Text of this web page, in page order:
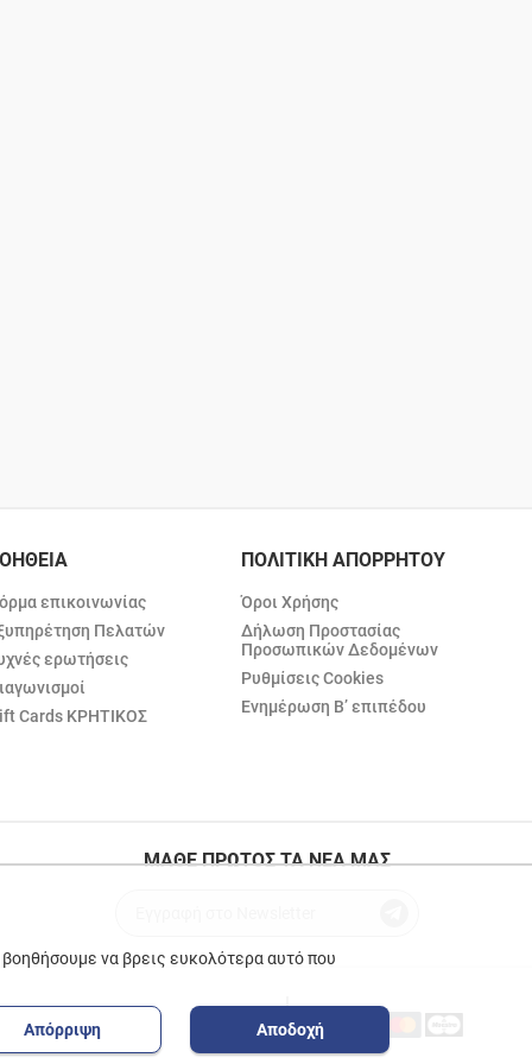
επικοινωνίας
Πελατών
ερωτήσεις
Cards ΚΡΗΤΙΚΟΣ
ΠΟΛΙΤΙΚΗ ΑΠΟΡΡΗΤΟΥ
Όροι Χρήσης
Δήλωση Προστασίας
Προσωπικών Δεδομένων
Ρυθμίσεις Cookies
Ενημέρωση Β’ επιπέδου
ΜΑΘΕ ΠΡΩΤΟΣ ΤΑ ΝΕΑ ΜΑΣ
να βρεις ευκολότερα αυτό που
Απόρριψη Αποδοχή